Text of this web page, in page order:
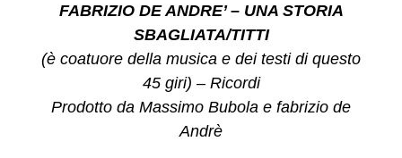
FABRIZIO DE ANDRE’ – UNA STORIA
SBAGLIATA/TITTI
(è coatuore della musica e dei testi di questo
45 giri) – Ricordi
Prodotto da Massimo Bubola e fabrizio de
Andrè